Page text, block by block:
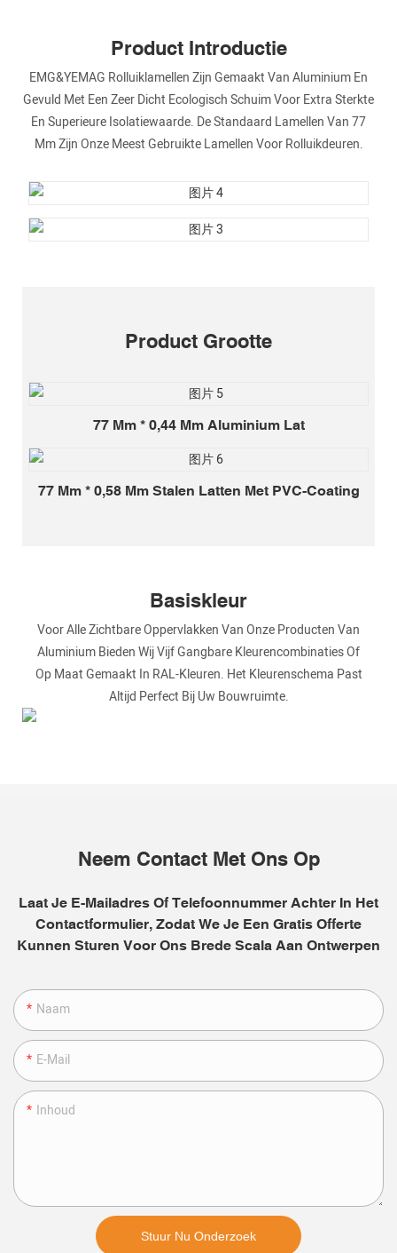
Product Introductie
EMG&YEMAG Rolluiklamellen Zijn Gemaakt Van Aluminium En
Gevuld Met Een Zeer Dicht Ecologisch Schuim Voor Extra Sterkte
En Superieure Isolatiewaarde. De Standaard Lamellen Van 77
Mm Zijn Onze Meest Gebruikte Lamellen Voor Rolluikdeuren.
Product Grootte
77 Mm * 0,44 Mm Aluminium Lat
77 Mm * 0,58 Mm Stalen Latten Met PVC-Coating
Basiskleur
Voor Alle Zichtbare Oppervlakken Van Onze Producten Van
Aluminium Bieden Wij Vijf Gangbare Kleurencombinaties Of
Op Maat Gemaakt In RAL-Kleuren. Het Kleurenschema Past
Altijd Perfect Bij Uw Bouwruimte.
Neem Contact Met Ons Op
Laat Je E-Mailadres Of Telefoonnummer Achter In Het
Contactformulier, Zodat We Je Een Gratis Offerte
Kunnen Sturen Voor Ons Brede Scala Aan Ontwerpen
Naam
E-Mail
Inhoud
Stuur Nu Onderzoek